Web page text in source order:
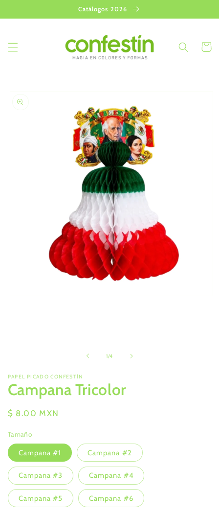
al contenido
Catálogos 2026
Carrito
a la
1/de
4
PAPEL PICADO CONFESTÍN
Campana Tricolor
Precio
$ 8.00 MXN
Tamaño
Campana #1 Campana #2
Campana #3 Campana #4
Campana #5 Campana #6